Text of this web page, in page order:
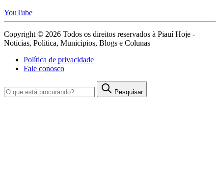
YouTube
Copyright © 2026 Todos os direitos reservados à Piauí Hoje -
Notícias, Política, Municípios, Blogs e Colunas
Política de privacidade
Fale conosco
Pesquisar